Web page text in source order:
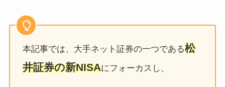
本記事では、大手ネット証券の一つである松
井証券の新NISAにフォーカスし、